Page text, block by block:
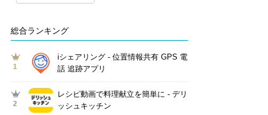
総合ランキング
1
iシェアリング - 位置情報共有 GPS 電
話 追跡アプリ
2
レシピ動画で料理献立を簡単‪に - デリ
ッシュキッチン